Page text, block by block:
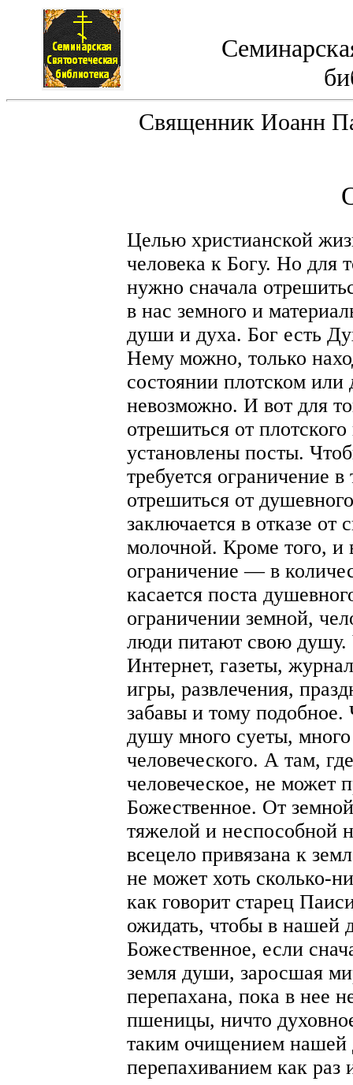
Священник Иоанн
Целью христианской
человека к Богу. Но для
нужно сначала
в нас земного и
души и духа. Бог есть
Нему можно, только
состоянии плотском
невозможно. И вот для
отрешиться от
установлены посты.
требуется ограничение
отрешиться от
заключается в отказе
молочной. Кроме того,
ограничение — в
касается поста
ограничении земной,
люди питают свою душу.
Интернет, газеты,
игры, развлечения,
забавы и тому
душу много суеты,
человеческого. А там,
человеческое, не может
Божественное. От
тяжелой и неспособной
всецело привязана к
не может хоть сколько-
как говорит старец
ожидать, чтобы в нашей
Божественное, если
земля души, заросшая
перепахана, пока в нее
пшеницы, ничто
таким очищением
перепахиванием как раз